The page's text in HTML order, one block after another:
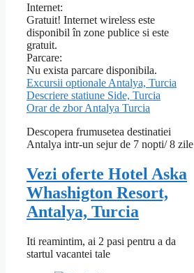
Internet:
Gratuit! Internet wireless este
disponibil în zone publice si este
gratuit.
Parcare:
Nu exista parcare disponibila.
Excursii optionale Antalya, Turcia
Descriere statiune Side, Turcia
Orar de zbor Antalya Turcia
Descopera frumusetea destinatiei
Antalya intr-un sejur de 7 nopti/ 8 zile
Vezi oferte Hotel Aska
Whashigton Resort,
Antalya, Turcia
Iti reamintim, ai 2 pasi pentru a da
startul vacantei tale